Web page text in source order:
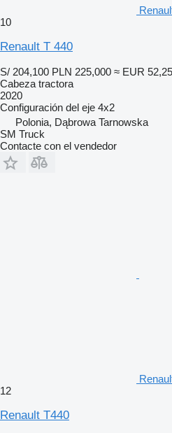
10
Renault T 440
S/ 204,100 PLN 225,000 ≈ EUR
Cabeza tractora
2020
Configuración del eje 4x2
Polonia, Dąbrowa Tarnowska
SM Truck
Contacte con el vendedor
12
Renault T440